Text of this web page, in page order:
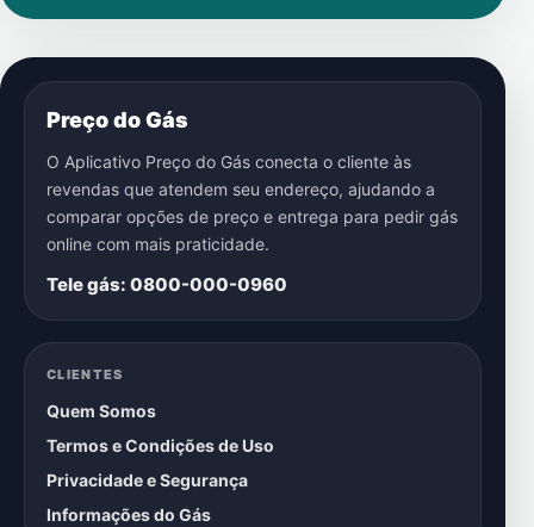
Preço do Gás
O Aplicativo Preço do Gás conecta o cliente às
revendas que atendem seu endereço, ajudando a
comparar opções de preço e entrega para pedir gás
online com mais praticidade.
Tele gás: 0800-000-0960
CLIENTES
Quem Somos
Termos e Condições de Uso
Privacidade e Segurança
Informações do Gás